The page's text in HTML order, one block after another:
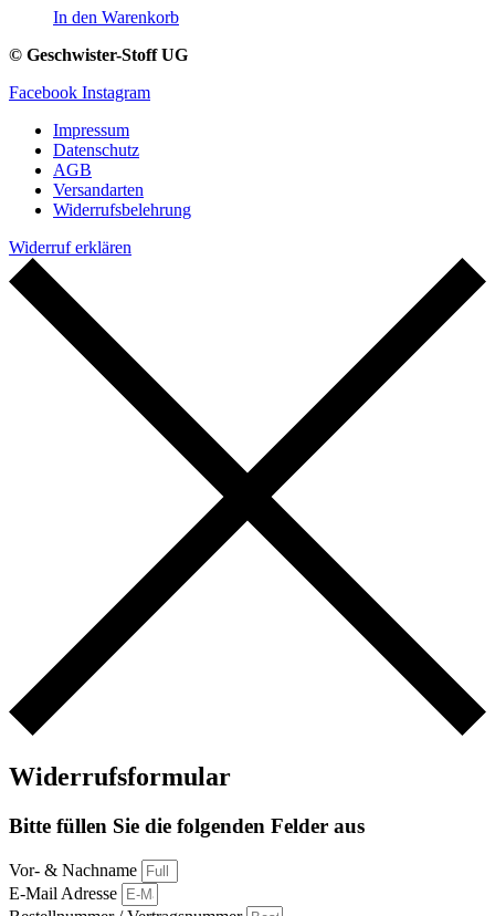
In den Warenkorb
© Geschwister-Stoff UG
Facebook Instagram
Impressum
Datenschutz
AGB
Versandarten
Widerrufsbelehrung
Widerruf erklären
Widerrufsformular
Bitte füllen Sie die folgenden Felder aus
Vor- & Nachname
E-Mail Adresse